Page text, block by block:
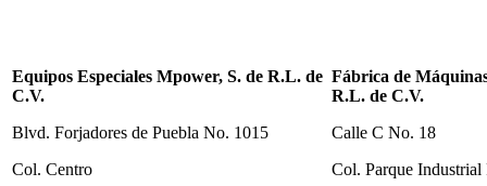
Equipos Especiales Mpower, S. de R.L. de
C.V.
Blvd. Forjadores de Puebla No. 1015
Col. Centro
Fábrica de
R.L. de C.V.
Calle C No. 18
Col. Parque Industrial